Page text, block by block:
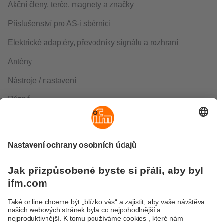
Akční členy, terče, magnety a značky
Příslušenství pro AS-i sběrnici
Elektrické adaptéry, převodníky signálu a rozhraní
Antény
Nástroje / nastavení
Různé
Osvědčení o kalibraci, certifikáty o materiálu a služby
Mimořádně široká nabídka produktů ifm splňuje nejen
požadavky jednotlivých průmyslových odvětví. Kromě
polohové a procesní senzoriky, v naší nabídce naleznete